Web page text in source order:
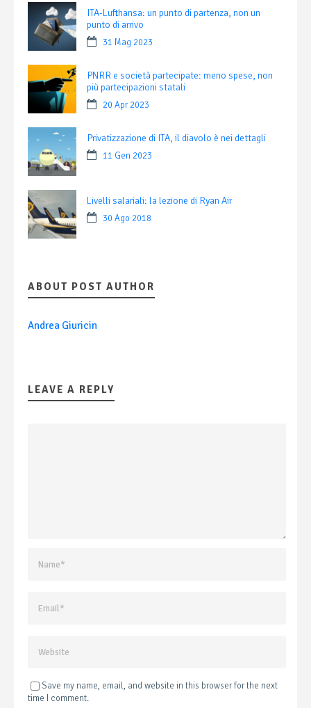
ITA-Lufthansa: un punto di partenza, non un
punto di arrivo
31 Mag 2023
PNRR e società partecipate: meno spese, non
più partecipazioni statali
20 Apr 2023
Privatizzazione di ITA, il diavolo è nei dettagli
11 Gen 2023
Livelli salariali: la lezione di Ryan Air
30 Ago 2018
ABOUT POST AUTHOR
Andrea Giuricin
LEAVE A REPLY
Save my name, email, and website in this browser for the next
time I comment.